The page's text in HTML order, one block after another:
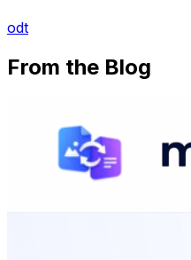
odt
From the Blog